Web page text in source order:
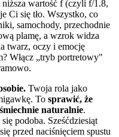
niższa wartość f (czyli f/1.8,
Ci się tło. Wszystko, co
samochody, przechodnie
plamę, a wzrok widza
twarz, oczy i emocję
Włącz „tryb portretowy"
Twoja rola jako
To sprawić, że
naturalnie.
podoba. Sześćdziesiąt
przed naciśnięciem spustu